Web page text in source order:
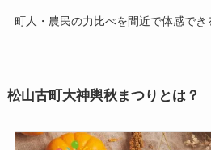
町人・農民の力比べを間近で体感でき
松山古町大神輿秋まつりとは？